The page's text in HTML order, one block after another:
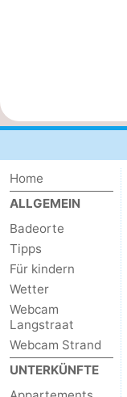
Home
ALLGEMEIN
Badeorte
Tipps
Für kindern
Wetter
Webcam
Langstraat
Webcam Strand
UNTERKÜNFTE